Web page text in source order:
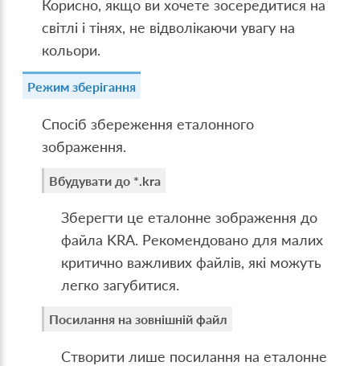
Корисно, якщо ви хочете зосередитися на
світлі і тінях, не відволікаючи увагу на
кольори.
Режим зберігання
Спосіб збереження еталонного
зображення.
Вбудувати до *.kra
Зберегти це еталонне зображення до
файла KRA. Рекомендовано для малих
критично важливих файлів, які можуть
легко загубитися.
Посилання на зовнішній файл
Створити лише посилання на еталонне